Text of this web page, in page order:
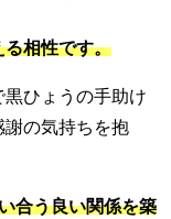
る相性です。
ひょうの手助け
の気持ちを抱
合う良い関係を築